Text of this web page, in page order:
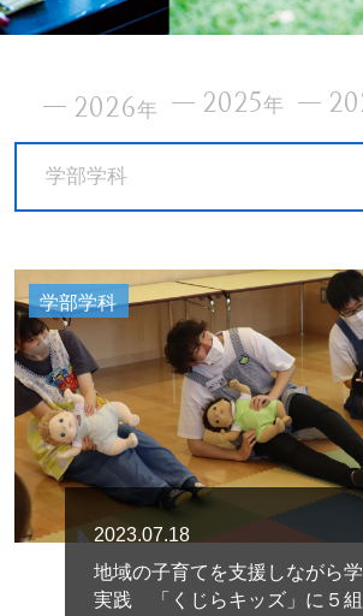
2026年 2025年
学部学科
学部学科
2023.07.18
地域の子育てを支援しながら
実践 「くじらキッズ」に５